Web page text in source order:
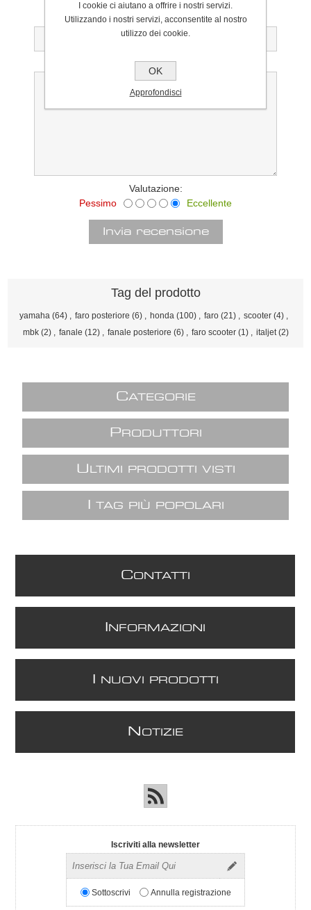
Titolo della recensione:
Testo della recensione:
Valutazione:
Pessimo
Eccellente
Tag del prodotto
yamaha (64) , faro posteriore (6) , honda (100) , faro (21) , scooter (4) ,
mbk (2) , fanale (12) , fanale posteriore (6) , faro scooter (1) , italjet (2)
CATEGORIE
P RODUTTORI
U LTIMI PRODOTTI VISTI
TAG PIÙ POPOLARI
CONTATTI
NFORMAZIONI
NUOVI PRODOTTI
N OTIZIE
Iscriviti alla newsletter
Sottoscrivi Annulla registrazione
I cookie ci aiutano a offrire i nostri servizi.
Utilizzando i nostri servizi, acconsentite al nostro
utilizzo dei cookie.
OK
Approfondisci